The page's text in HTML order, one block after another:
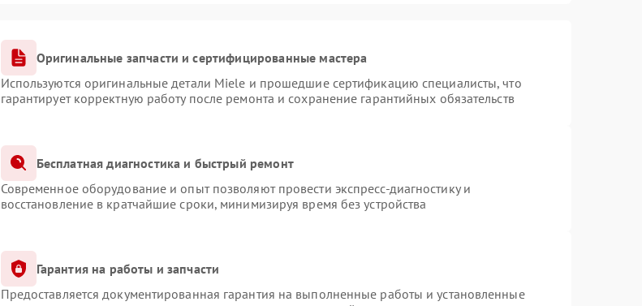
Оригинальные запчасти и сертифицированные мастера
Используются оригинальные детали Miele и прошедшие сертификацию специалисты, что
гарантирует корректную работу после ремонта и сохранение гарантийных обязательств
Бесплатная диагностика и быстрый ремонт
Современное оборудование и опыт позволяют провести экспресс-диагностику и
восстановление в кратчайшие сроки, минимизируя время без устройства
Гарантия на работы и запчасти
Предоставляется документированная гарантия на выполненные работы и установленные